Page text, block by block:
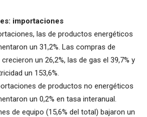
importaciones
las de productos energéticos
un 31,2%. Las compras de
un 26,2%, las de gas el 39,7% y
un 153,6%.
de productos no energéticos
un 0,2% en tasa interanual.
de equipo (15,6% del total) bajaron un